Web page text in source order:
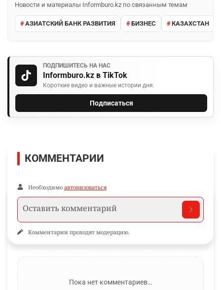
Новости и материалы Informburo.kz по связанным темам
АЗИАТСКИЙ БАНК РАЗВИТИЯ БИЗНЕС КАЗАХСТАН
ПОДПИШИТЕСЬ НА НАС
Informburo.kz в TikTok
Короткие видео и важные истории дня.
Подписаться
КОММЕНТАРИИ
Необходимо авторизоваться
Комментарии проходят модерацию.
Пока нет комментариев…